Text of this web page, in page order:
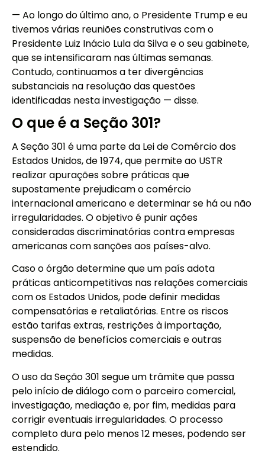
— Ao longo do último ano, o Presidente Trump e eu
tivemos várias reuniões construtivas com o
Presidente Luiz Inácio Lula da Silva e o seu gabinete,
que se intensificaram nas últimas semanas.
Contudo, continuamos a ter divergências
substanciais na resolução das questões
identificadas nesta investigação — disse.
O que é a Seção 301?
A Seção 301 é uma parte da Lei de Comércio dos
Estados Unidos, de 1974, que permite ao USTR
realizar apurações sobre práticas que
supostamente prejudicam o comércio
internacional americano e determinar se há ou não
irregularidades. O objetivo é punir ações
consideradas discriminatórias contra empresas
americanas com sanções aos países-alvo.
Caso o órgão determine que um país adota
práticas anticompetitivas nas relações comerciais
com os Estados Unidos, pode definir medidas
compensatórias e retaliatórias. Entre os riscos
estão tarifas extras, restrições à importação,
suspensão de benefícios comerciais e outras
medidas.
O uso da Seção 301 segue um trâmite que passa
pelo início de diálogo com o parceiro comercial,
investigação, mediação e, por fim, medidas para
corrigir eventuais irregularidades. O processo
completo dura pelo menos 12 meses, podendo ser
estendido.